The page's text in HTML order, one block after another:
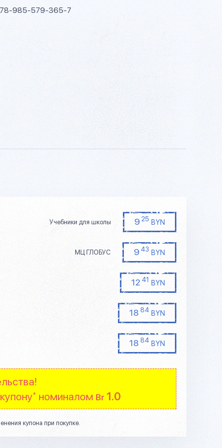
985-579-365-7
Учебники для школы 925 BYN
МЦ ГЛОБУС 943 BYN
12 41 BYN
18 84 BYN
18 84 BYN
* номиналом Br 1.0
купона при покупке.